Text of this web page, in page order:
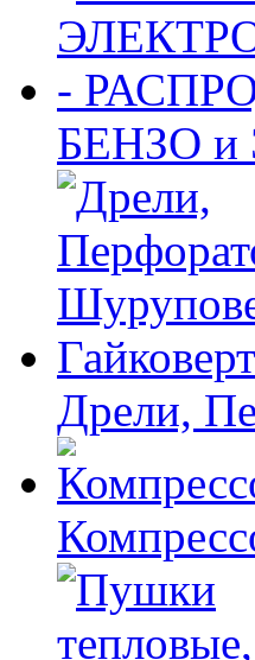
БЕНЗО
Дрели,